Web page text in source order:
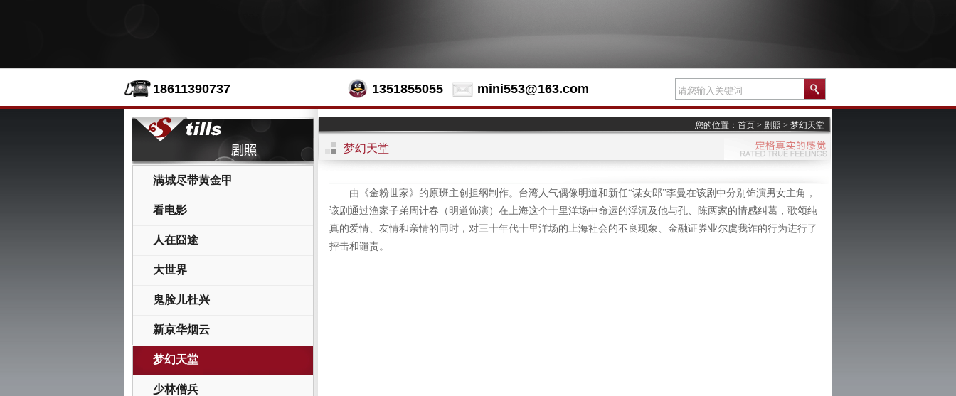
18611390737 1351855055 mini553@163.com
满城尽带黄金甲
看电影
人在囧途
大世界
鬼脸儿杜兴
新京华烟云
梦幻天堂
少林僧兵
您的位置： 首页 > 剧照 > 梦幻天堂
梦幻天堂
由《金粉世家》的原班主创担纲制作。台湾人气偶像明道和新任“谋女郎”李曼在该剧中分别饰演男女主角，
该剧通过渔家子弟周计春（明道饰演）在上海这个十里洋场中命运的浮沉及他与孔、陈两家的情感纠葛，歌颂纯
真的爱情、友情和亲情的同时，对三十年代十里洋场的上海社会的不良现象、金融证券业尔虞我诈的行为进行了
抨击和谴责。